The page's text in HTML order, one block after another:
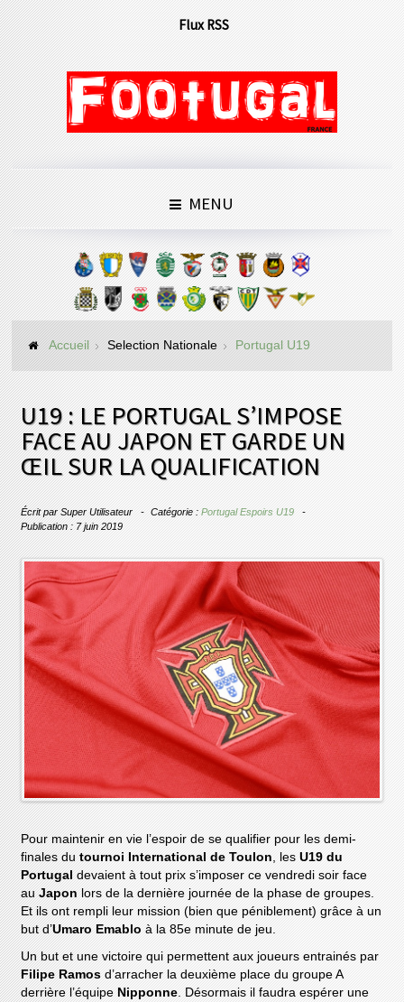
Flux RSS
MENU
Accueil Selection Nationale Portugal U19
U19 : LE PORTUGAL S’IMPOSE
FACE AU JAPON ET GARDE UN
ŒIL SUR LA QUALIFICATION
Écrit parSuper Utilisateur Catégorie :Portugal Espoirs U19
Publication : 7 juin 2019
Pour maintenir en vie l’espoir de se qualifier pour les demi-
finales dutournoi International de Toulon , lesU19 du
Portugal devaient à tout prix s’imposer ce vendredi soir face
auJapon lors de la dernière journée de la phase de groupes.
Et ils ont rempli leur mission (bien que péniblement) grâce à un
but d’Umaro Emablo à la 85e minute de jeu.
Un but et une victoire qui permettent aux joueurs entrainés par
Filipe Ramos d’arracher la deuxième place du groupe A
derrière l’équipe Nipponne . Désormais il faudra espérer une